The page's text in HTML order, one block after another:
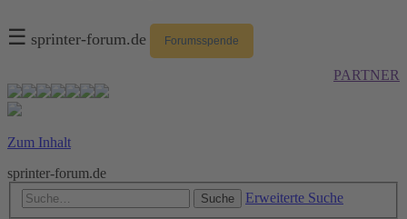
☰ sprinter-forum.de Forumsspende
PARTNER
Zum Inhalt
sprinter-forum.de
Suche Erweiterte Suche